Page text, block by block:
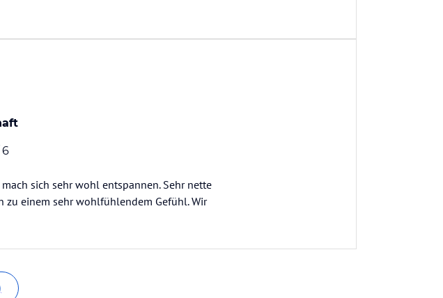
6
sich sehr wohl entspannen. Sehr nette
zu einem sehr wohlfühlendem Gefühl. Wir